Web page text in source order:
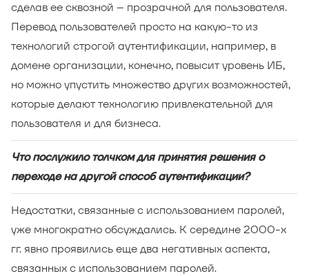
сделав ее сквозной – прозрачной для пользователя.
Перевод пользователей просто на какую-то из
технологий строгой аутентификации, например, в
домене организации, конечно, повысит уровень ИБ,
но можно упустить множество других возможностей,
которые делают технологию привлекательной для
пользователя и для бизнеса.
Что послужило толчком для принятия решения о
переходе на другой способ аутентификации?
Недостатки, связанные с использованием паролей,
уже многократно обсуждались. К середине 2000-х
гг. явно проявились еще два негативных аспекта,
связанных с использованием паролей.